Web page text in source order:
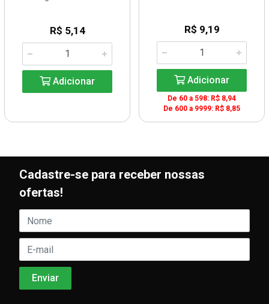
R$ 5,14
Adicionar
R$ 9,19
Adicionar
De 60 a 598: R$ 8,94
De 600 a 9999: R$ 8,85
Cadastre-se para receber nossas
ofertas!